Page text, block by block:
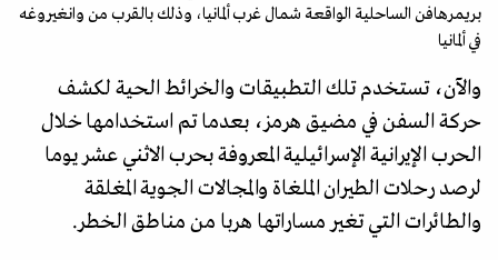
بريمرهافن الساحلية الواقعة شمال غرب ألمانيا، وذلك بالقرب من وانغيروغه
في ألمانيا
والآن، تستخدم تلك التطبيقات والخرائط الحية لكشف
حركة السفن في مضيق هرمز، بعدما تم استخدامها خلال
الحرب الإيرانية الإسرائيلية المعروفة بحرب الاثني عشر يوما
لرصد رحلات الطيران الملغاة والمجالات الجوية المغلقة
والطائرات التي تغير مساراتها هربا من مناطق الخطر.